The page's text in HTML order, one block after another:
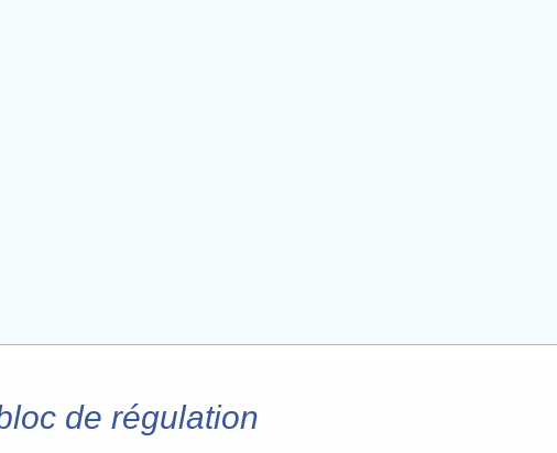
de régulation